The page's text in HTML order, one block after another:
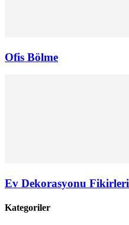
Ofis Bölme
Ev Dekorasyonu Fikirleri
Kategoriler